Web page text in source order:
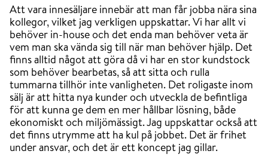
Att vara innesäljare innebär att man får jobba nära sina
kollegor, vilket jag verkligen uppskattar. Vi har allt vi
behöver in-house och det enda man behöver veta är
vem man ska vända sig till när man behöver hjälp. Det
finns alltid något att göra då vi har en stor kundstock
som behöver bearbetas, så att sitta och rulla
tummarna tillhör inte vanligheten. Det roligaste inom
sälj är att hitta nya kunder och utveckla de befintliga
för att kunna ge dem en mer hållbar lösning, både
ekonomiskt och miljömässigt. Jag uppskattar också att
det finns utrymme att ha kul på jobbet. Det är frihet
under ansvar, och det är ett koncept jag gillar.